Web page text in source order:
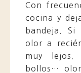
Con
cocina y
bandeja.
olor a
muy lejos.
bollos…